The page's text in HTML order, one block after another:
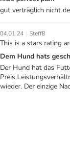
gut verträglich nicht
04.01.24 | Steff8
This is a stars rating
Dem Hund hats
Der Hund hat das
Preis
wieder. Der einzige